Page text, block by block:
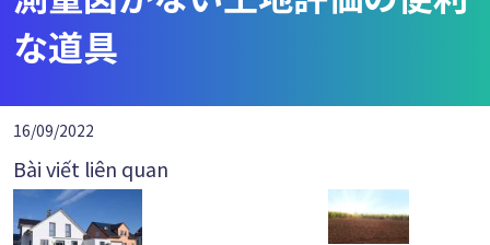
な道具
16/09/2022
Bài viết liên quan